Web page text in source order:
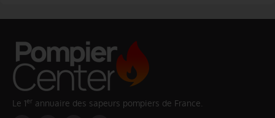
Le 1er annuaire des sapeurs pompiers de France.